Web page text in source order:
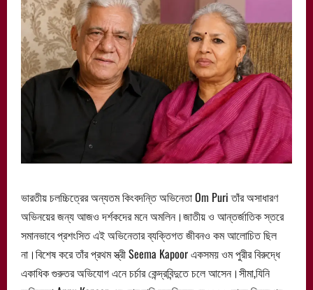
ভারতীয় চলচ্চিত্রের অন্যতম কিংবদন্তি অভিনেতা Om Puri তাঁর অসাধারণ
অভিনয়ের জন্য আজও দর্শকদের মনে অমলিন।জাতীয় ও আন্তর্জাতিক স্তরে
সমানভাবে প্রশংসিত এই অভিনেতার ব্যক্তিগত জীবনও কম আলোচিত ছিল
না।বিশেষ করে তাঁর প্রথম স্ত্রী Seema Kapoor একসময় ওম পুরীর বিরুদ্ধে
একাধিক গুরুতর অভিযোগ এনে চর্চার কেন্দ্রবিন্দুতে চলে আসেন।সীমা,যিনি